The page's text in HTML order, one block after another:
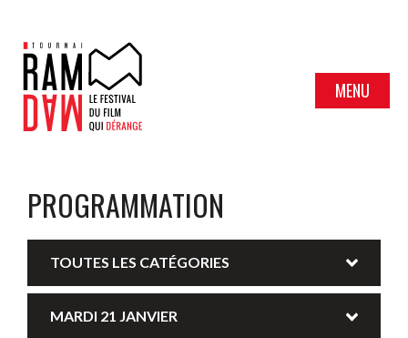
MENU
PROGRAMMATION
TOUTES LES CATÉGORIES
MARDI 21 JANVIER